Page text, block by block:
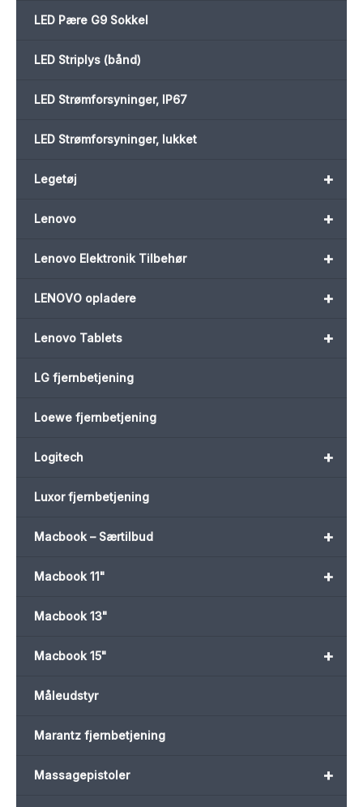
LED Pære G9 Sokkel
LED Striplys (bånd)
LED Strømforsyninger, IP67
LED Strømforsyninger, lukket
+
Legetøj
+
Lenovo
+
Lenovo Elektronik Tilbehør
+
LENOVO opladere
+
Lenovo Tablets
LG fjernbetjening
Loewe fjernbetjening
+
Logitech
Luxor fjernbetjening
+
Macbook – Særtilbud
+
Macbook 11"
Macbook 13"
+
Macbook 15"
Måleudstyr
Marantz fjernbetjening
+
Massagepistoler